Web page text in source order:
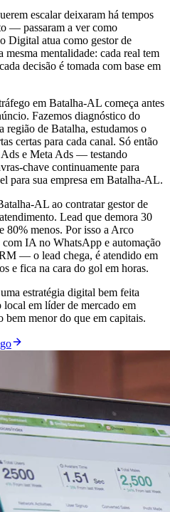
escalar deixaram há tempos
— passaram a ver como
Digital atua como gestor de
mentalidade: cada real tem
decisão é tomada com base em
em Batalha-AL começa antes
Fazemos diagnóstico do
região de Batalha, estudamos o
certas para cada canal. Só então
Ads e Meta Ads — testando
chave continuamente para
para sua empresa em Batalha-AL.
AL ao contratar gestor de
Lead que demora 30
80% menos. Por isso a Arco
IA no WhatsApp e automação
— o lead chega, é atendido em
e fica na cara do gol em horas.
estratégia digital bem feita
em líder de mercado em
bem menor do que em capitais.